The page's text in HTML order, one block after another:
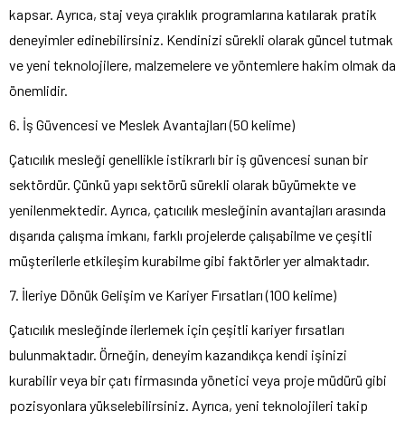
kapsar. Ayrıca, staj veya çıraklık programlarına katılarak pratik
deneyimler edinebilirsiniz. Kendinizi sürekli olarak güncel tutmak
ve yeni teknolojilere, malzemelere ve yöntemlere hakim olmak da
önemlidir.
6. İş Güvencesi ve Meslek Avantajları (50 kelime)
Çatıcılık mesleği genellikle istikrarlı bir iş güvencesi sunan bir
sektördür. Çünkü yapı sektörü sürekli olarak büyümekte ve
yenilenmektedir. Ayrıca, çatıcılık mesleğinin avantajları arasında
dışarıda çalışma imkanı, farklı projelerde çalışabilme ve çeşitli
müşterilerle etkileşim kurabilme gibi faktörler yer almaktadır.
7. İleriye Dönük Gelişim ve Kariyer Fırsatları (100 kelime)
Çatıcılık mesleğinde ilerlemek için çeşitli kariyer fırsatları
bulunmaktadır. Örneğin, deneyim kazandıkça kendi işinizi
kurabilir veya bir çatı firmasında yönetici veya proje müdürü gibi
pozisyonlara yükselebilirsiniz. Ayrıca, yeni teknolojileri takip